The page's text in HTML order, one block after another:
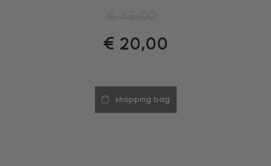
€ 20,00
shopping bag